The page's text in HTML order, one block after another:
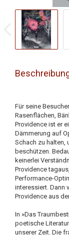
Für seine
Rasenflächen,
Providence ist er
Dämmerung auf
Schach zu halten,
beschützen.
keinerlei
Providence
Performance-
interessiert. Dann
Providence aus
In »Das
poetische
unserer Zeit. Die